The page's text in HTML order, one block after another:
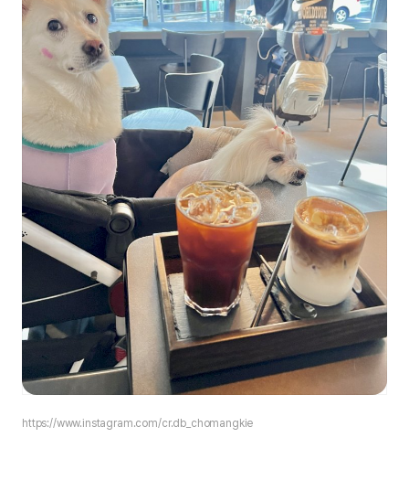
https://www.instagram.com/cr.db_chomangkie